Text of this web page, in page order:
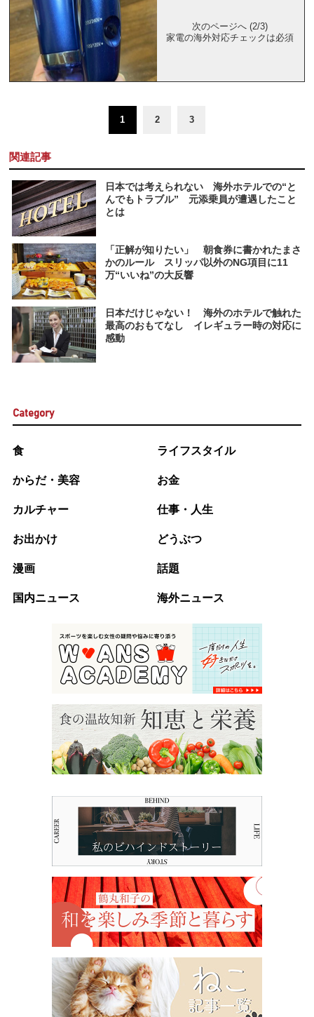
次のページへ (2/3)
家電の海外対応チェックは必須
1 2 3
関連記事
日本では考えられない 海外ホテルでの“と
んでもトラブル” 元添乗員が遭遇したこと
とは
「正解が知りたい」 朝食券に書かれたまさ
かのルール スリッパ以外のNG項目に11
万“いいね”の大反響
日本だけじゃない！ 海外のホテルで触れた
最高のおもてなし イレギュラー時の対応に
感動
Category
食 ライフスタイル
からだ・美容 お金
カルチャー 仕事・人生
お出かけ どうぶつ
漫画 話題
国内ニュース 海外ニュース